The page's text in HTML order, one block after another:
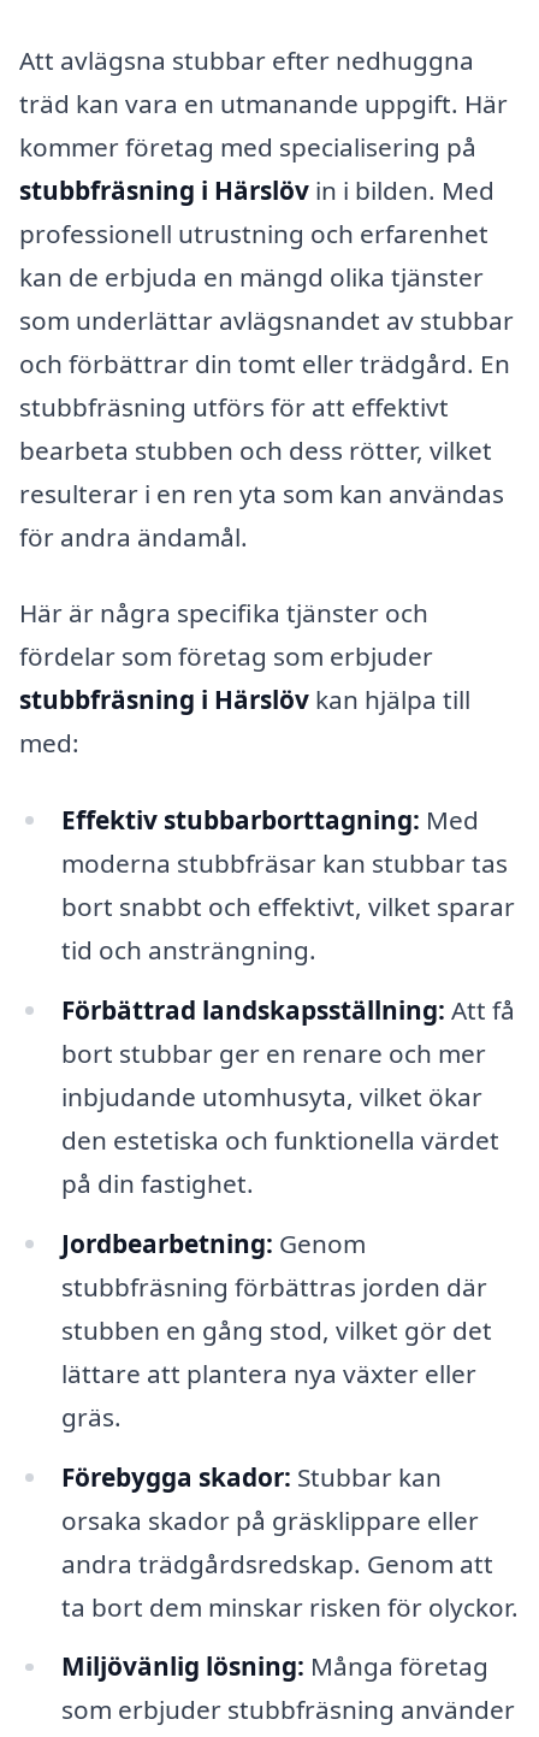
Att avlägsna stubbar efter nedhuggna
träd kan vara en utmanande uppgift. Här
kommer företag med specialisering på
stubbfräsning i Härslöv in i bilden. Med
professionell utrustning och erfarenhet
kan de erbjuda en mängd olika tjänster
som underlättar avlägsnandet av stubbar
och förbättrar din tomt eller trädgård. En
stubbfräsning utförs för att effektivt
bearbeta stubben och dess rötter, vilket
resulterar i en ren yta som kan användas
för andra ändamål.
Här är några specifika tjänster och
fördelar som företag som erbjuder
stubbfräsning i Härslöv kan hjälpa till
med:
Effektiv stubbarborttagning: Med
moderna stubbfräsar kan stubbar tas
bort snabbt och effektivt, vilket sparar
tid och ansträngning.
Förbättrad landskapsställning: Att få
bort stubbar ger en renare och mer
inbjudande utomhusyta, vilket ökar
den estetiska och funktionella värdet
på din fastighet.
Jordbearbetning: Genom
stubbfräsning förbättras jorden där
stubben en gång stod, vilket gör det
lättare att plantera nya växter eller
gräs.
Förebygga skador: Stubbar kan
orsaka skador på gräsklippare eller
andra trädgårdsredskap. Genom att
ta bort dem minskar risken för olyckor.
Miljövänlig lösning: Många företag
som erbjuder stubbfräsning använder